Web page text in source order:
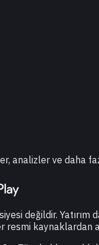
analizler ve daha
değildir.
resmi kaynaklardan